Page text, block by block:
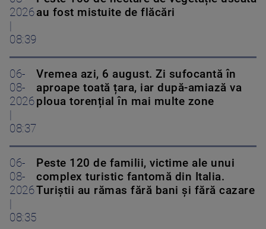
2026
08:39
au fost mistuite de flăcări
06-
08-
2026
08:37
Vremea azi, 6 august. Zi sufocantă în
aproape toată țara, iar după-amiază va
ploua torențial în mai multe zone
06-
08-
2026
08:35
Peste 120 de familii, victime ale unui
complex turistic fantomă din Italia.
Turiștii au rămas fără bani și fără cazare